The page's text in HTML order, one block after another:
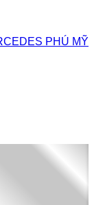
PHÚ MỸ